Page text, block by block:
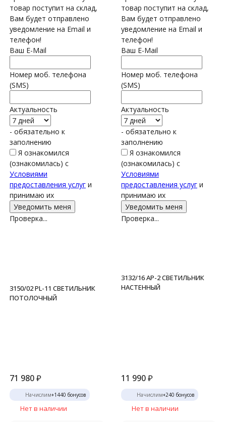
товар поступит на склад,
Вам будет отправлено
уведомление на Email и
телефон!
Ваш E-Mail
Номер моб. телефона
(SMS)
Актуальность
- обязательно к
заполнению
Я ознакомился
(ознакомилась) с
Условиями
предоставления услуг и
принимаю их
Проверка...
товар поступит на склад,
Вам будет отправлено
уведомление на Email и
телефон!
Ваш E-Mail
Номер моб. телефона
(SMS)
Актуальность
- обязательно к
заполнению
Я ознакомился
(ознакомилась) с
Условиями
предоставления услуг и
принимаю их
Проверка...
3150/02 PL-11 СВЕТИЛЬНИК
ПОТОЛОЧНЫЙ
71 980₽
Начислим+1440 бонусов
Нет в наличии
3132/16 AP-2 СВЕТИЛЬНИК
НАСТЕННЫЙ
11 990₽
Начислим+240 бонусов
Нет в наличии